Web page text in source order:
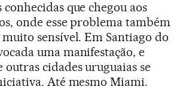
conhecidas que chegou aos
onde esse problema também
sensível. Em Santiago do
uma manifestação, e
cidades uruguaias se
Até mesmo Miami.